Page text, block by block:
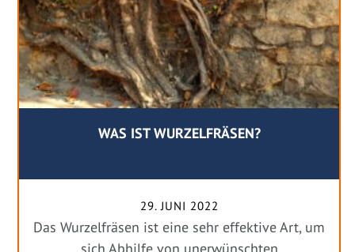
WAS IST WURZELFRÄSEN?
29. JUNI 2022
Das Wurzelfräsen ist eine sehr effektive Art, um